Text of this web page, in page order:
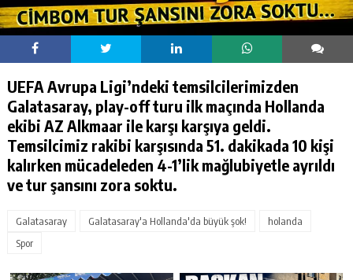
UEFA Avrupa Ligi’ndeki temsilcilerimizden
Galatasaray, play-off turu ilk maçında Hollanda
ekibi AZ Alkmaar ile karşı karşıya geldi.
Temsilcimiz rakibi karşısında 51. dakikada 10 kişi
kalırken mücadeleden 4-1’lik mağlubiyetle ayrıldı
ve tur şansını zora soktu.
Galatasaray Galatasaray'a Hollanda'da büyük şok!
holanda
Spor